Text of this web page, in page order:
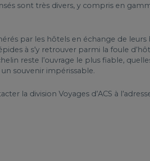
sont très divers, y compris en
par les hôtels en échange de
à s’y retrouver parmi la foule
reste l’ouvrage le plus fiable,
souvenir impérissable.
la division Voyages d’ACS à